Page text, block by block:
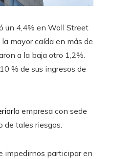
un 4,4% en Wall Street
mayor caída en más de
a la baja otro 1,2%.
% de sus ingresos de
la empresa con sede
tales riesgos.
impedirnos participar en